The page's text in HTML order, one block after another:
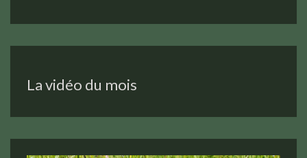
La vidéo du mois